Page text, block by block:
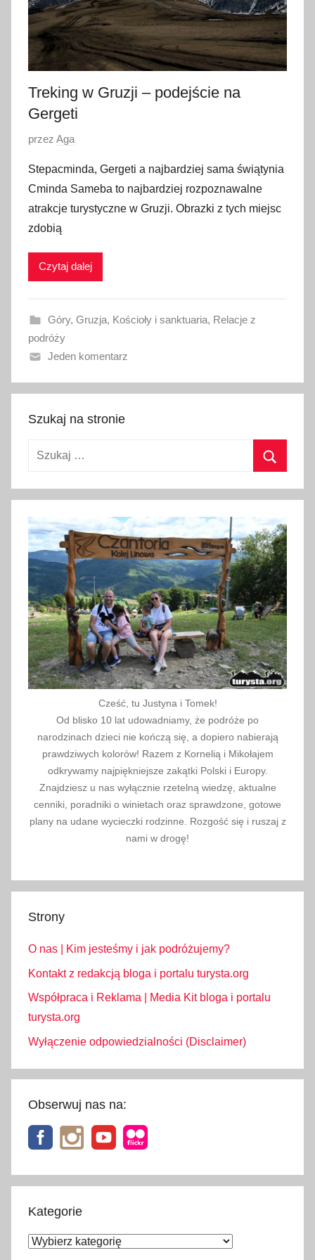
Treking w Gruzji – podejście na
Gergeti
O
u
b
l
i
w
n
o
2
s
i
n
a
2
0
7
przez Aga
Stepacminda, Gergeti a najbardziej sama świątynia
Cminda Sameba to najbardziej rozpoznawalne
atrakcje turystyczne w Gruzji. Obrazki z tych miejsc
zdobią
Czytaj dalej
Góry, Gruzja, Kościoły i sanktuaria, Relacje z
podróży
Jeden komentarz
Szukaj na stronie
Szukaj:
Cześć, tu Justyna i Tomek!
Od blisko 10 lat udowadniamy, że podróże po
narodzinach dzieci nie kończą się, a dopiero nabierają
prawdziwych kolorów! Razem z Kornelią i Mikołajem
odkrywamy najpiękniejsze zakątki Polski i Europy.
Znajdziesz u nas wyłącznie rzetelną wiedzę, aktualne
cenniki, poradniki o winietach oraz sprawdzone, gotowe
plany na udane wycieczki rodzinne. Rozgość się i ruszaj z
nami w drogę!
Strony
O nas | Kim jesteśmy i jak podróżujemy?
Kontakt z redakcją bloga i portalu turysta.org
Współpraca i Reklama | Media Kit bloga i portalu
turysta.org
Wyłączenie odpowiedzialności (Disclaimer)
Obserwuj nas na:
Kategorie
Kategorie